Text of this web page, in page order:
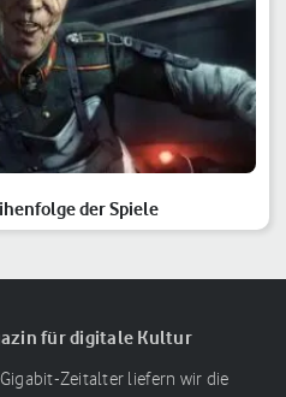
der Spiele
für digitale Kultur
Zeitalter liefern wir die